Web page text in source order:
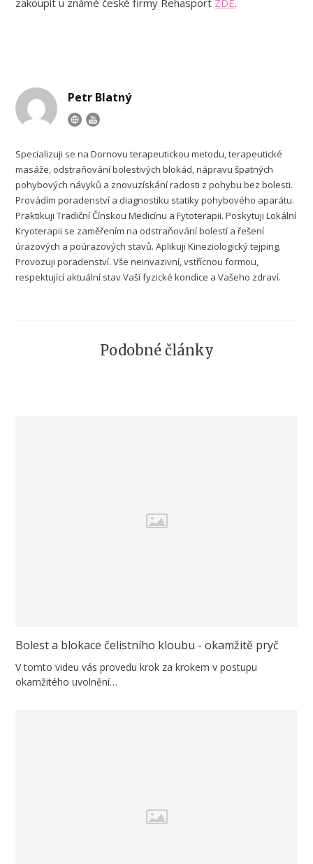
Petr Blatný
Specializuji se na Dornovu terapeutickou metodu, terapeutické
masáže, odstraňování bolestivých blokád, nápravu špatných
pohybových návyků a znovuzískání radosti z pohybu bez bolesti.
Provádím poradenství a diagnostiku statiky pohybového aparátu.
Praktikuji Tradiční Čínskou Medicínu a Fytoterapii. Poskytuji Lokální
Kryoterapii se zaměřením na odstraňování bolestí a řešení
úrazových a poúrazových stavů. Aplikuji Kineziologický tejping.
Provozuji poradenství. Vše neinvazivní, vstřícnou formou,
respektující aktuální stav Vaší fyzické kondice a Vašeho zdraví.
Podobné články
Bolest a blokace čelistního kloubu - okamžitě pryč
V tomto videu vás provedu krok za krokem v postupu
okamžitého uvolnění…